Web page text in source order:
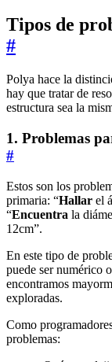
Tipos de
#
Polya hace la
hay que tratar de
estructura sea la
1. Problemas
#
Estos son los
primaria: “Hallar el
“Encuentra la
12cm”.
En este tipo de
puede ser numérico
encontramos
exploradas.
Como
problemas: